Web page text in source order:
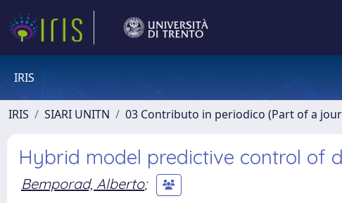
IRIS
IRIS SIARI UNITN 03 Contributo in periodico (Part of a
Hybrid model predictive control of
Bemporad, Alberto;